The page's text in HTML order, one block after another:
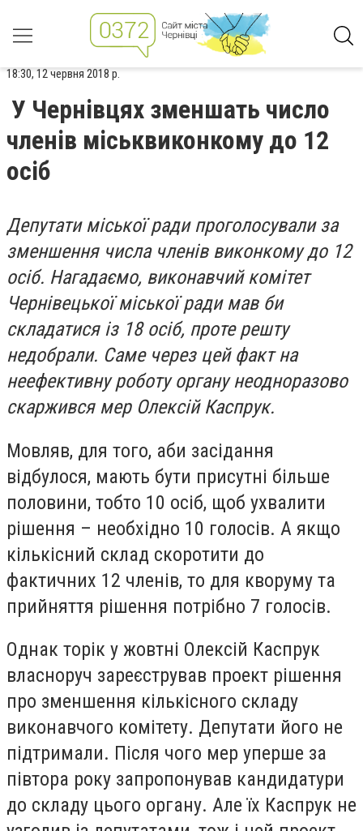
18:30, 12 червня 2018 р.
У Чернівцях зменшать число
членів міськвиконкому до 12
осіб
Депутати міської ради проголосували за
зменшення числа членів виконкому до 12
осіб. Нагадаємо, виконавчий комітет
Чернівецької міської ради мав би
складатися із 18 осіб, проте решту
недобрали. Саме через цей факт на
неефективну роботу органу неодноразово
скаржився мер Олексій Каспрук.
Мовляв, для того, аби засідання
відбулося, мають бути присутні більше
половини, тобто 10 осіб, щоб ухвалити
рішення – необхідно 10 голосів. А якщо
кількісний склад скоротити до
фактичних 12 членів, то для кворуму та
прийняття рішення потрібно 7 голосів.
Однак торік у жовтні Олексій Каспрук
власноруч зареєстрував проект рішення
про зменшення кількісного складу
виконавчого комітету. Депутати його не
підтримали. Після чого мер уперше за
півтора року запропонував кандидатури
до складу цього органу. Але їх Каспрук не